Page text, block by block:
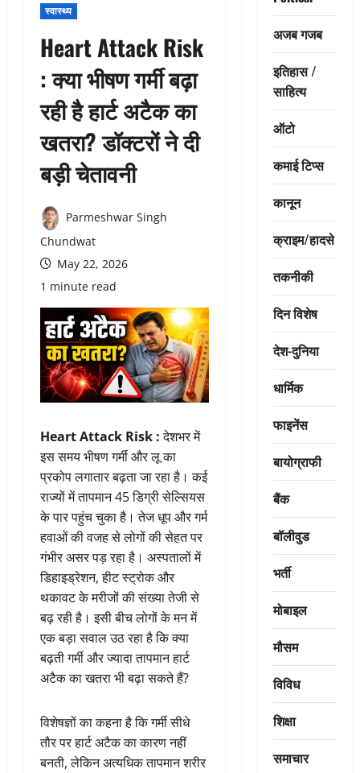
स्वास्थ्य
Heart Attack Risk
: क्या भीषण गर्मी बढ़ा
रही है हार्ट अटैक का
खतरा? डॉक्टरों ने दी
बड़ी चेतावनी
Parmeshwar Singh
Chundwat
May 22, 2026
1 minute read
Heart Attack Risk :देशभर में
इस समय भीषण गर्मी और लू का
प्रकोप लगातार बढ़ता जा रहा है। कई
राज्यों में तापमान 45 डिग्री सेल्सियस
के पार पहुंच चुका है। तेज धूप और गर्म
हवाओं की वजह से लोगों की सेहत पर
गंभीर असर पड़ रहा है। अस्पतालों में
डिहाइड्रेशन, हीट स्ट्रोक और
थकावट के मरीजों की संख्या तेजी से
बढ़ रही है। इसी बीच लोगों के मन में
एक बड़ा सवाल उठ रहा है कि क्या
बढ़ती गर्मी और ज्यादा तापमान हार्ट
अटैक का खतरा भी बढ़ा सकते हैं?
विशेषज्ञों का कहना है कि गर्मी सीधे
तौर पर हार्ट अटैक का कारण नहीं
बनती, लेकिन अत्यधिक तापमान शरीर
अजब गजब
इतिहास /
साहित्य
ऑटो
कमाई टिप्स
कानून
क्राइम/हादसे
तकनीकी
दिन विशेष
देश-दुनिया
धार्मिक
फाइनेंस
बायोग्राफी
बैंक
बॉलीवुड
भर्ती
मोबाइल
मौसम
विविध
शिक्षा
समाचार